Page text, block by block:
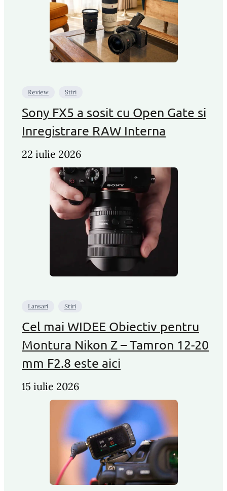
Review Stiri
Sony FX5 a sosit cu Open Gate si
Inregistrare RAW Interna
22 iulie 2026
Lansari Stiri
Cel mai WIDEE Obiectiv pentru
Montura Nikon Z – Tamron 12-20
mm F2.8 este aici
15 iulie 2026